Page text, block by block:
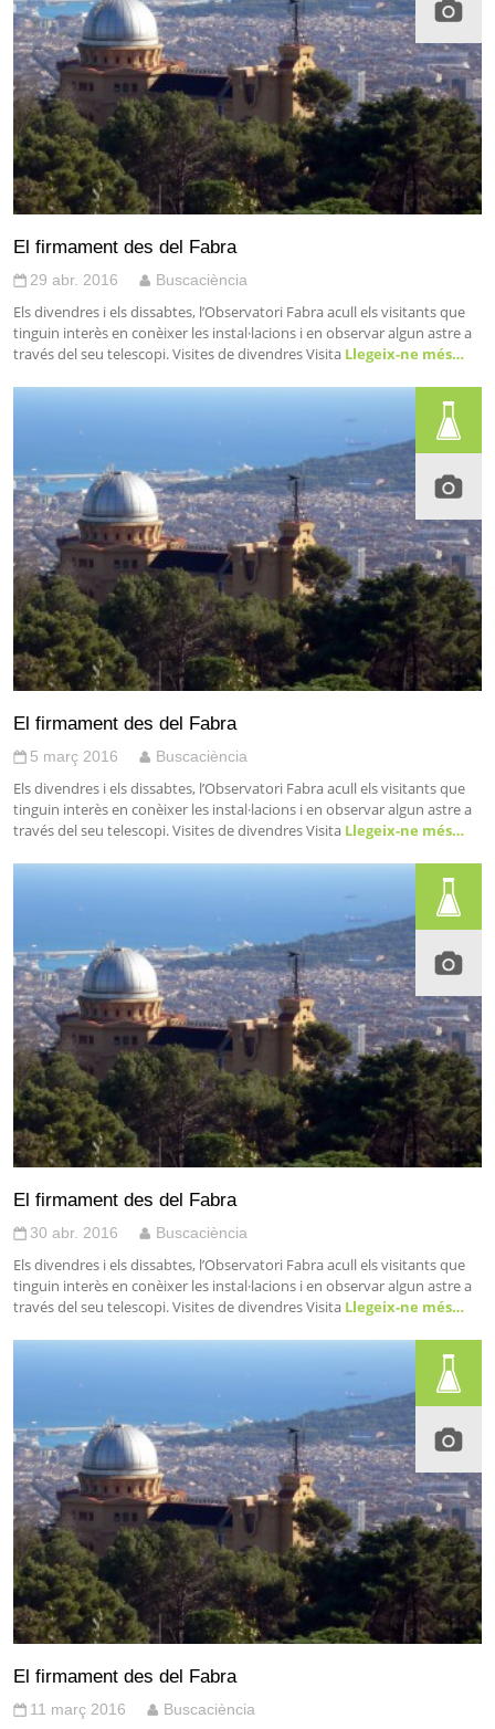
El firmament des del Fabra
29 abr. 2016 Buscaciència
Els divendres i els dissabtes, l’Observatori Fabra acull els visitants que
tinguin interès en conèixer les instal·lacions i en observar algun astre a
través del seu telescopi. Visites de divendres Visita Llegeix-ne més…
El firmament des del Fabra
5 març 2016 Buscaciència
Els divendres i els dissabtes, l’Observatori Fabra acull els visitants que
tinguin interès en conèixer les instal·lacions i en observar algun astre a
través del seu telescopi. Visites de divendres Visita Llegeix-ne més…
El firmament des del Fabra
30 abr. 2016 Buscaciència
Els divendres i els dissabtes, l’Observatori Fabra acull els visitants que
tinguin interès en conèixer les instal·lacions i en observar algun astre a
través del seu telescopi. Visites de divendres Visita Llegeix-ne més…
El firmament des del Fabra
11 març 2016 Buscaciència